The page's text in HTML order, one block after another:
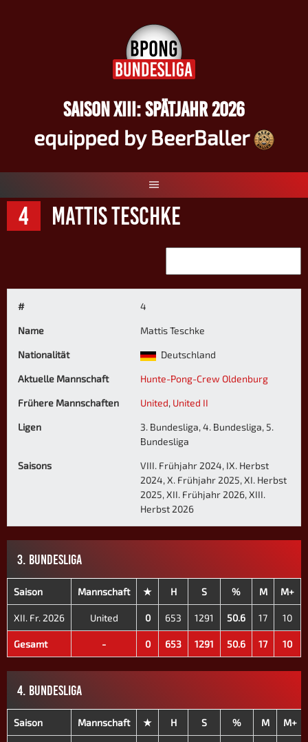
SAISON XIII: SPÄTJAHR 2026
equipped by BeerBaller
4 Mattis Teschke
# 4
Name Mattis Teschke
Nationalität Deutschland
Aktuelle Mannschaft Hunte-Pong-Crew Oldenburg
Frühere Mannschaften United, United II
Ligen
3. Bundesliga, 4. Bundesliga, 5.
Bundesliga
Saisons
VIII. Frühjahr 2024, IX. Herbst
2024, X. Frühjahr 2025, XI. Herbst
2025, XII. Frühjahr 2026, XIII.
Herbst 2026
3. BUNDESLIGA
Saison Mannschaft ★ H S % M M+
XII. Fr. 2026 United 0 653 1291 50.6 17 10
Gesamt - 0 653 1291 50.6 17 10
4. BUNDESLIGA
Saison Mannschaft ★ H S % M M+